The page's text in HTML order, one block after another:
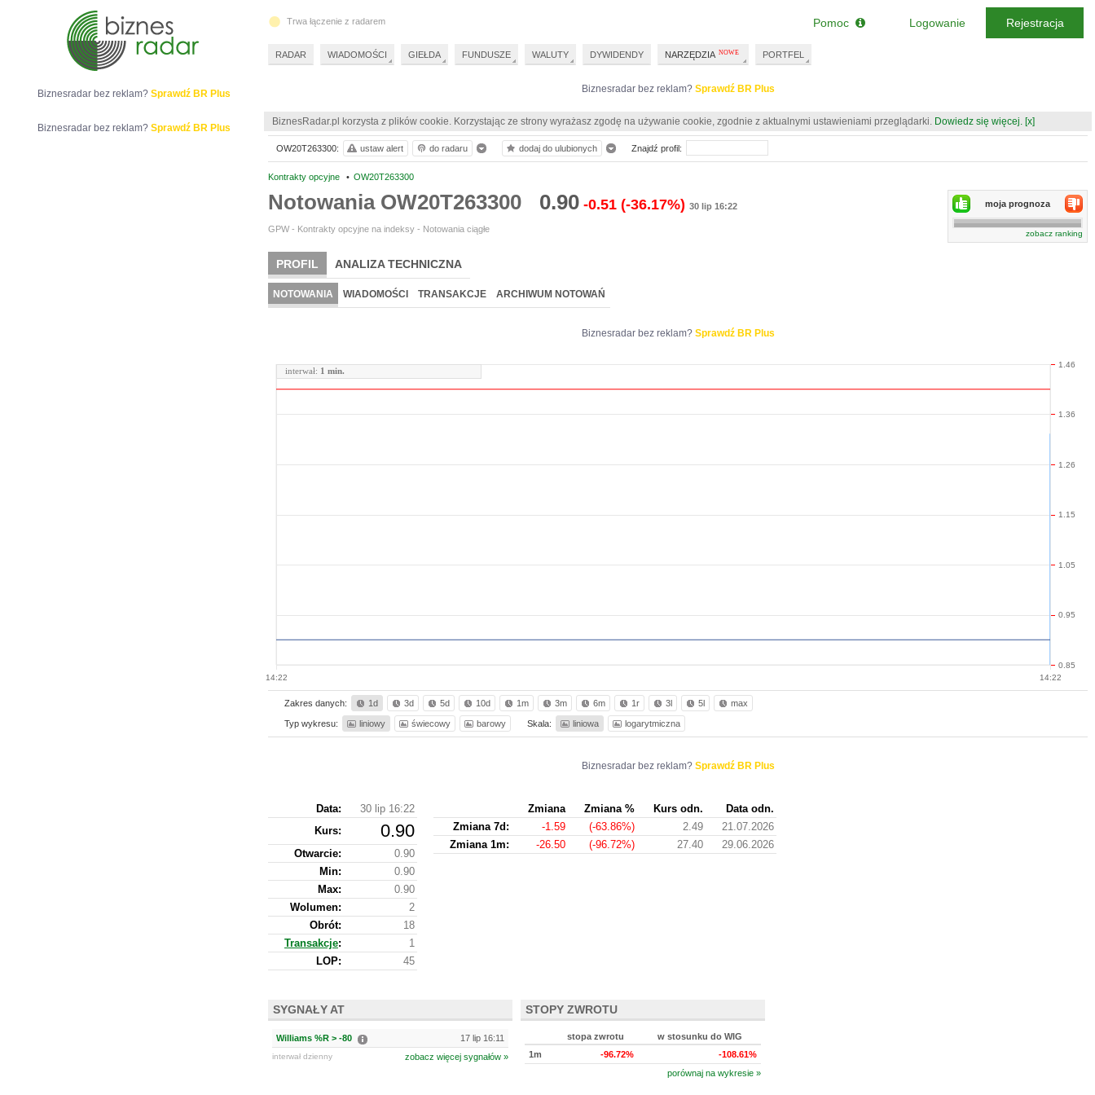
Biznesradar bez reklam? Sprawdź BR Plus
BiznesRadar.pl korzysta z plików cookie. Korzystając ze strony wyrażasz zgodę na używanie cookie, zgodnie z aktualnymi ustawieniami przeglądarki. Dowiedz się więcej. [x]
Kontrakty opcyjne • OW20T263300
Notowania OW20T263300 0.90 -0.51 (-36.17%) 30 lip 16:22
GPW - Kontrakty opcyjne na indeksy - Notowania ciągłe
moja prognoza
zobacz ranking
PROFIL ANALIZA TECHNICZNA
NOTOWANIA WIADOMOŚCI TRANSAKCJE ARCHIWUM NOTOWAŃ
Biznesradar bez reklam? Sprawdź BR Plus
14:22 14:22
0.85
0.95
1.05
1.15
1.26
1.36
1.46
interwał: 1 min.
Zakres danych: 1d 3d 5d 10d 1m 3m 6m 1r 3l 5l max
Typ wykresu: liniowy świecowy barowy Skala: liniowa logarytmiczna
Biznesradar bez reklam? Sprawdź BR Plus
Data:
30 lip 16:22
Kurs: 0.90
Otwarcie:
0.90
Min:
0.90
Max:
0.90
Wolumen:
2
Obrót:
18
Transakcje:
1
LOP:
45
Zmiana Zmiana % Kurs odn.
Data odn.
Zmiana 7d:
-1.59 (-63.86%) 2.49
21.07.2026
Zmiana 1m:
-26.50 (-96.72%) 27.40 29.06.2026
SYGNAŁY AT
Williams %R > -80 17 lip 16:11
interwał dzienny zobacz więcej sygnałów »
STOPY ZWROTU
stopa zwrotu
w stosunku do WIG
1m
-96.72%
-108.61%
porównaj na wykresie »
OW20T263300: ustaw alert do radaru dodaj do ulubionych Znajdź profil:
Biznesradar bez reklam? Sprawdź BR Plus
Biznesradar bez reklam? Sprawdź BR Plus
Trwa łączenie z radarem
RADAR WIADOMOŚCI GIEŁDA FUNDUSZE WALUTY DYWIDENDY NARZĘDZIA PORTFEL
Pomoc Logowanie Rejestracja